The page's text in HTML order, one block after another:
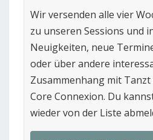
Wir versenden alle vier
zu unseren Sessions und
Neuigkeiten, neue
oder über andere
Zusammenhang mit
Core Connexion. Du
wieder von der Liste